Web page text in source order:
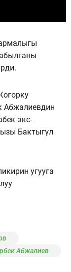
Абжалиевдин
экс-
Бактыгүл
угууга
Абжалиев